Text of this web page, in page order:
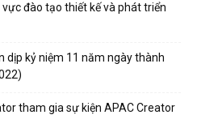
đào tạo thiết kế và phát triển
kỷ niệm 11 năm ngày thành
tham gia sự kiện APAC Creator